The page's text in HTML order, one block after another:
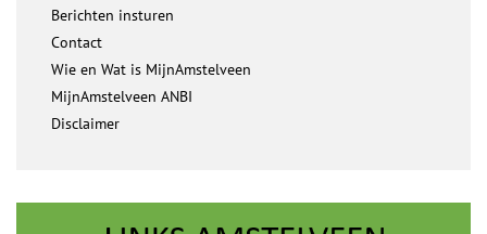
Berichten insturen
Contact
Wie en Wat is MijnAmstelveen
MijnAmstelveen ANBI
Disclaimer